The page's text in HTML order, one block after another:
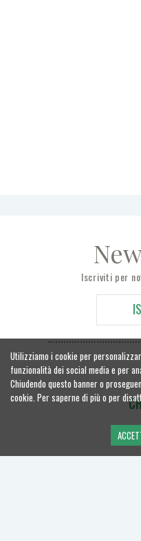
Utilizziamo i cookie per
funzionalità dei social media e per
Chiudendo questo banner o
cookie. Per saperne di più o per
Iscriviti per